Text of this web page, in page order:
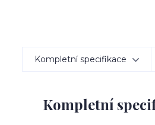
Kompletní specifikace
Kompletní